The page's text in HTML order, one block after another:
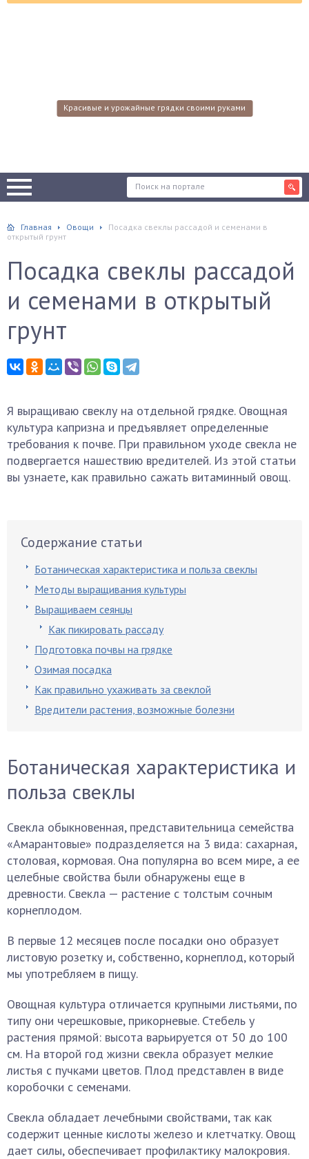
Красивые и урожайные грядки своими руками
Главная Овощи
Посадка свеклы рассадой и семенами в
открытый грунт
Посадка свеклы рассадой
и семенами в открытый
грунт
Я выращиваю свеклу на отдельной грядке. Овощная
культура капризна и предъявляет определенные
требования к почве. При правильном уходе свекла не
подвергается нашествию вредителей. Из этой статьи
вы узнаете, как правильно сажать витаминный овощ.
Содержание статьи
Ботаническая характеристика и польза свеклы
Методы выращивания культуры
Выращиваем сеянцы
Как пикировать рассаду
Подготовка почвы на грядке
Озимая посадка
Как правильно ухаживать за свеклой
Вредители растения, возможные болезни
Ботаническая характеристика и
польза свеклы
Свекла обыкновенная, представительница семейства
«Амарантовые» подразделяется на 3 вида: сахарная,
столовая, кормовая. Она популярна во всем мире, а ее
целебные свойства были обнаружены еще в
древности. Свекла — растение с толстым сочным
корнеплодом.
В первые 12 месяцев после посадки оно образует
листовую розетку и, собственно, корнеплод, который
мы употребляем в пищу.
Овощная культура отличается крупными листьями, по
типу они черешковые, прикорневые. Стебель у
растения прямой: высота варьируется от 50 до 100
см. На второй год жизни свекла образует мелкие
листья с пучками цветов. Плод представлен в виде
коробочки с семенами.
Свекла обладает лечебными свойствами, так как
содержит ценные кислоты железо и клетчатку. Овощ
дает силы, обеспечивает профилактику малокровия.